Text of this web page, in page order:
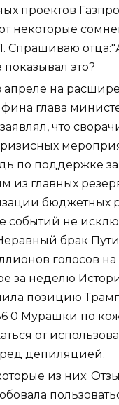
проектов
некоторые
1. Спрашиваю
это?
апреле на
глава
что
по поддержке
из главных
бюджетных
событий не
брак
голосов
за неделю
позицию
0 Мурашки по
от
депиляцией.
из них: